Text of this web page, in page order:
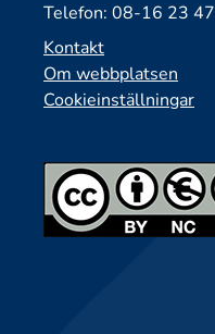
Telefon: 08-16 23 47
Kontakt
Om webbplatsen
Cookieinställningar